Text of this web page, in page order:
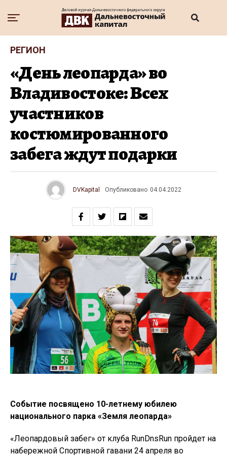
РЕГИОН
«День леопарда» во
Владивостоке: Всех
участников
костюмированного
забега ждут подарки
DVKapital Опубликовано 04.04.2022
Событие посвящено 10-летнему юбилею
национального парка «Земля леопарда»
«Леопардовый забег» от клуба RunDnsRun пройдет на
набережной Спортивной гавани 24 апреля во